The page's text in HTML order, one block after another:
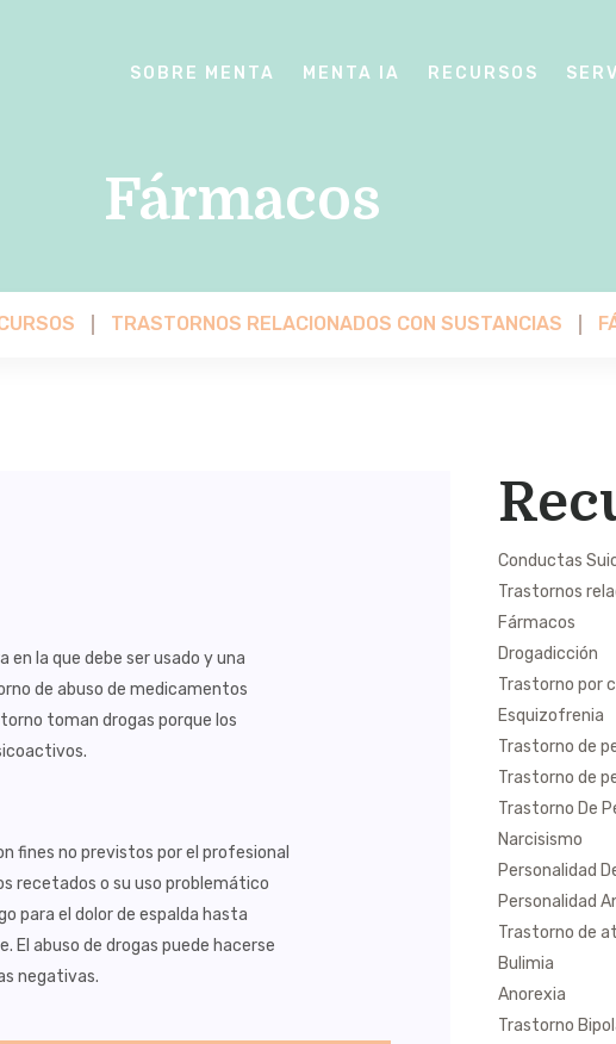
SOBRE MENTA MENTA IA RECURSOS
Fármacos
TRASTORNOS RELACIONADOS CON SUSTANCIAS
la que debe ser usado y una
de abuso de medicamentos
toman drogas porque los
fines no previstos por el profesional
recetados o su uso problemático
para el dolor de espalda hasta
El abuso de drogas puede hacerse
negativas.
Conductas
Trastornos
Fármacos
Drogadicción
Trastorno por
Esquizofrenia
Trastorno de
Trastorno de
Trastorno De
Narcisismo
Personalidad
Personalidad
Trastorno de
Bulimia
Anorexia
Trastorno